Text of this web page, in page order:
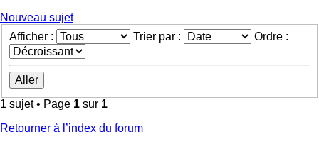
Nouveau sujet
Afficher :
Trier par : Ordre :
1 sujet • Page 1 sur 1
Retourner à l’index du forum